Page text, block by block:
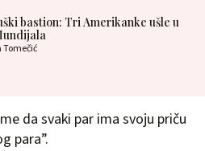
bastion: Tri Amerikanke ušle u
da svaki par ima svoju priču
para”.